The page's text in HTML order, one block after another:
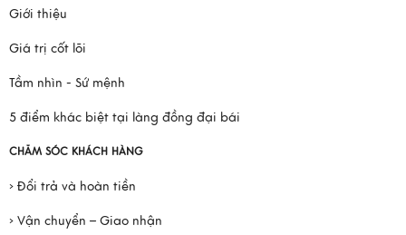
Giới thiệu
Giá trị cốt lõi
Tầm nhìn - Sứ mệnh
5 điểm khác biệt tại làng đồng đại bái
CHĂM SÓC KHÁCH HÀNG
› Đổi trả và hoàn tiền
› Vận chuyển – Giao nhận